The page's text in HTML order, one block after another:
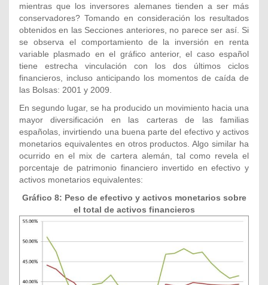
mientras que los inversores alemanes tienden a ser más
conservadores? Tomando en consideración los resultados
obtenidos en las Secciones anteriores, no parece ser así. Si
se observa el comportamiento de la inversión en renta
variable plasmado en el gráfico anterior, el caso español
tiene estrecha vinculación con los dos últimos ciclos
financieros, incluso anticipando los momentos de caída de
las Bolsas: 2001 y 2009.
En segundo lugar, se ha producido un movimiento hacia una
mayor diversificación en las carteras de las familias
españolas, invirtiendo una buena parte del efectivo y activos
monetarios equivalentes en otros productos. Algo similar ha
ocurrido en el mix de cartera alemán, tal como revela el
porcentaje de patrimonio financiero invertido en efectivo y
activos monetarios equivalentes:
Gráfico 8: Peso de efectivo y activos monetarios sobre
el total de activos financieros